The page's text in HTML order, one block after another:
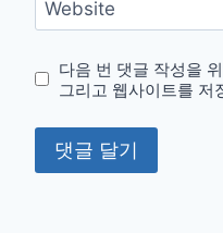
Website
다음 번 댓글 작성을
그리고 웹사이트를 저